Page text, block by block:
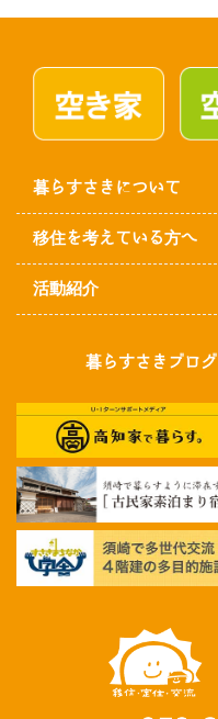
暮らすさきについて
移住を考えている方へ
活動紹介
暮らすさきブログ